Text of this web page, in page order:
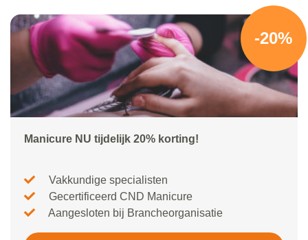
-20%
Manicure NU tijdelijk 20% korting!
Vakkundige specialisten
Gecertificeerd CND Manicure
Aangesloten bij Brancheorganisatie